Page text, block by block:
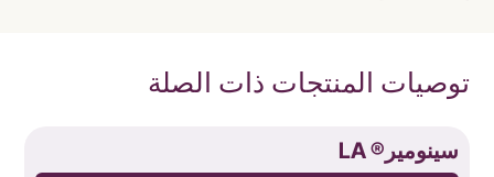
توصيات المنتجات ذات الصلة
سينومير® LA